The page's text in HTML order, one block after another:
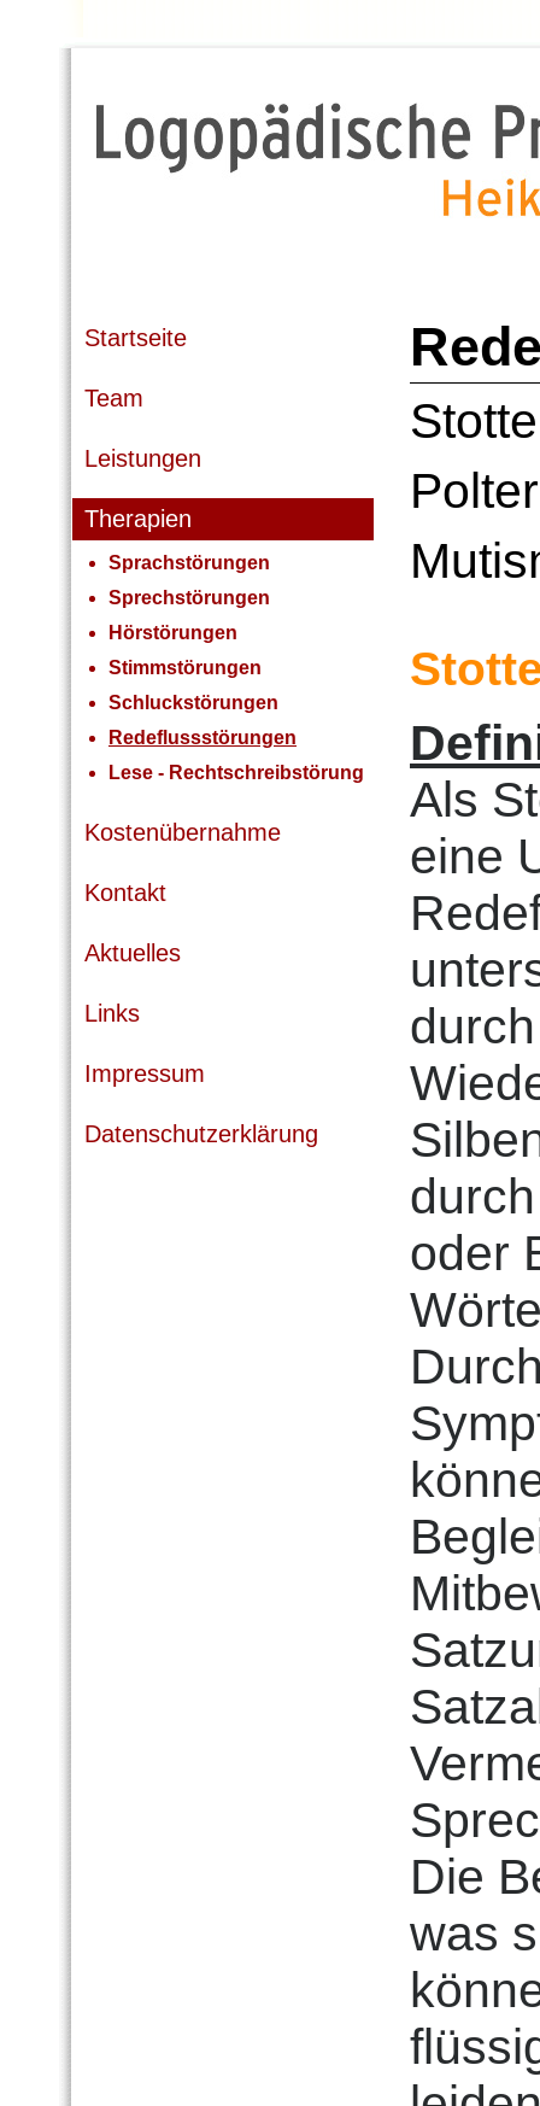
Startseite
Team
Leistungen
Therapien
Sprachstörungen
Sprechstörungen
Hörstörungen
Stimmstörungen
Schluckstörungen
Redeflussstörungen
Lese - Rechtschreibstörung
Kostenübernahme
Kontakt
Aktuelles
Links
Impressum
Datenschutzerklärung
Als
eine
oder
Die
was